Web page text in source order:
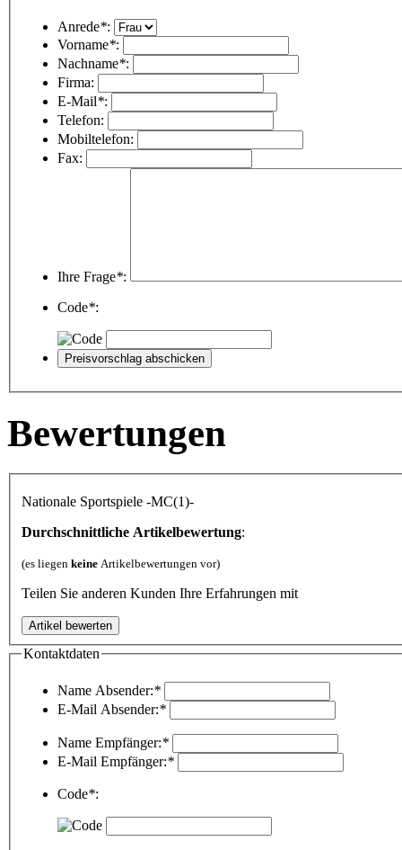
Anrede*:
Vorname*:
Nachname*:
Firma:
E-Mail*:
Telefon:
Mobiltelefon:
Fax:
Ihre Frage*:
Code*:
Bewertungen
Nationale Sportspiele -MC(1)-
Durchschnittliche Artikelbewertung:
(es liegen keine Artikelbewertungen vor)
Teilen Sie anderen Kunden Ihre Erfahrungen mit
Kontaktdaten
Name Absender:*
E-Mail Absender:*
Name Empfänger:*
E-Mail Empfänger:*
Code*: